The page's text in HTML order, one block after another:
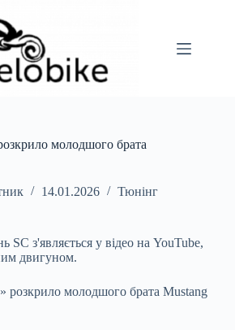
молодшого брата
14.01.2026 Тюнінг
SC з'являється у відео на YouTube,
двигуном.